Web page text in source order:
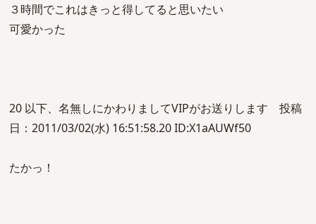
３時間でこれはきっと得してると思いたい
可愛かった
20 以下、名無しにかわりましてVIPがお送りします 投稿
日：2011/03/02(水) 16:51:58.20 ID:X1aAUWf50
たかっ！